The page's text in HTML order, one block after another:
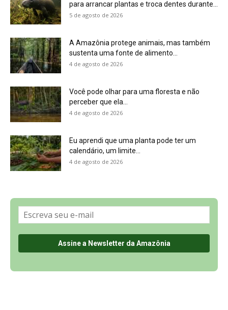
Política de Privacidade, LGPD e RGPD
Últimas Notícias
🌎 Español
©